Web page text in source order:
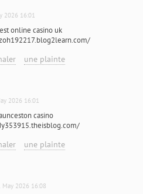
2026 16:01
online casino uk
une plainte
2026 16:01
casino
une plainte
May 2026 16:08